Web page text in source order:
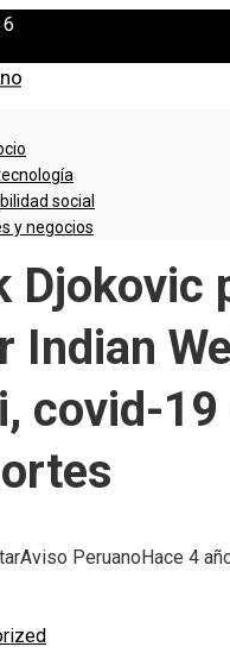
social
y negocios
Djokovic
Indian
covid-19
Aviso Peruano Hace 4